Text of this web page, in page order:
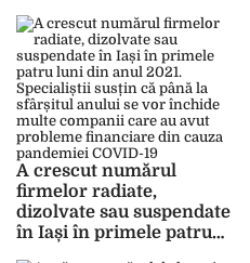
angajaților. Nimeni nu
mai vrea să lucreze în
restaurantele și barurile
din Iași: „Am angajat 12
oameni și apoi i-am
concediat pe toți”
A crescut numărul
firmelor radiate,
dizolvate sau suspendate
în Iași în primele patru